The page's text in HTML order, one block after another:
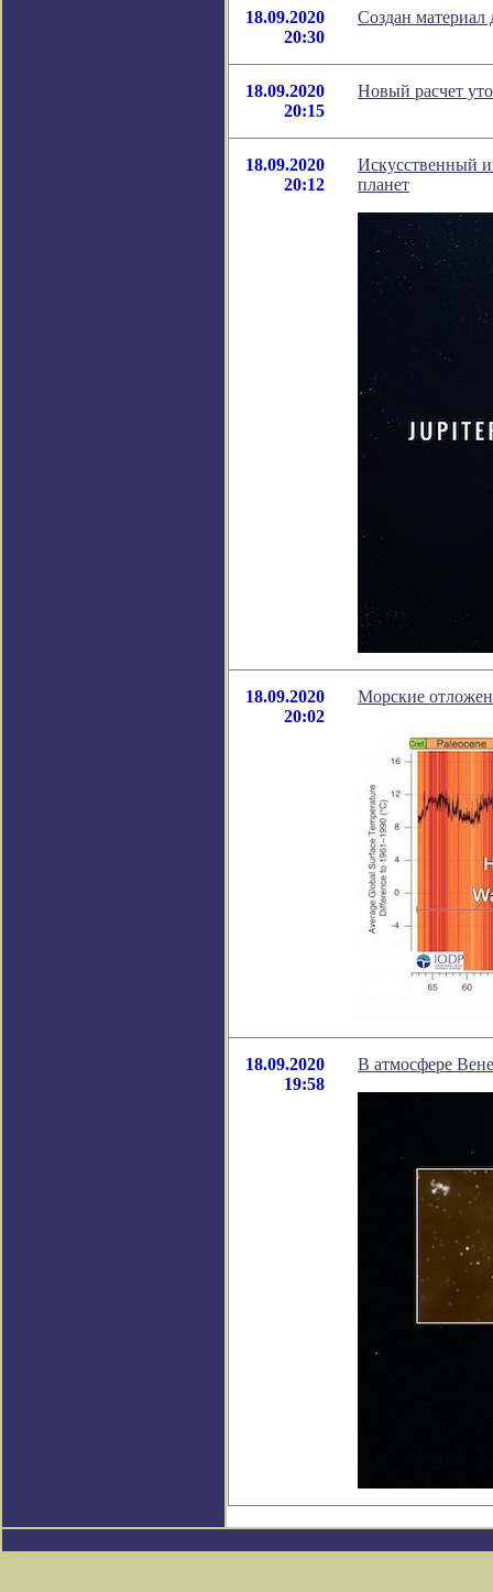
18.09.2020
20:30
Создан материал
18.09.2020
20:15
Новый расчет
18.09.2020
20:12
Искусственный
планет
18.09.2020
20:02
Морские
18.09.2020
19:58
В атмосфере